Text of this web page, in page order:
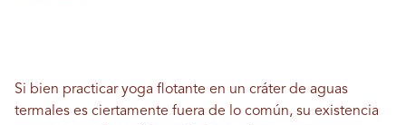
Si bien practicar yoga flotante en un cráter de aguas
termales es ciertamente fuera de lo común, su existencia